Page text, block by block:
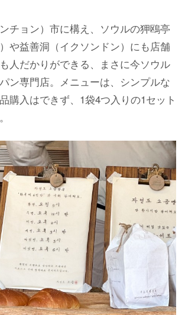
チョン）市に構え、ソウルの狎鴎亭
や益善洞（イクソンドン）にも店舗
人だかりができる、まさに今ソウル
ン専門店。メニューは、シンプルな
購入はできず、1袋4つ入りの1セット